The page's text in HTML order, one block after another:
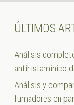
ÚLTIMOS
Análisis
antihistamínico
Análisis y
fumadores en